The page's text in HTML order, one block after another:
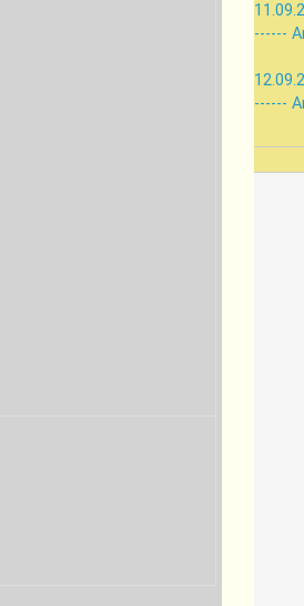
------
------